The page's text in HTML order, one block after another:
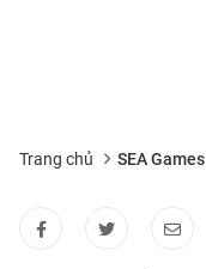
Trang chủ SEA Games